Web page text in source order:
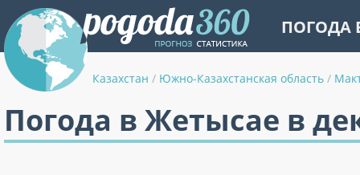
ПОГОДА
Казахстан / Южно-Казахстанская область /
Погода в Жетысае в